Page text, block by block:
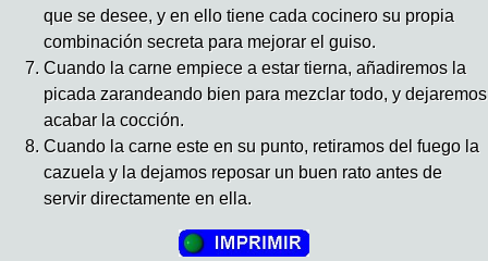
que se desee, y en ello tiene cada cocinero su propia
combinación secreta para mejorar el guiso.
Cuando la carne empiece a estar tierna, añadiremos la
picada zarandeando bien para mezclar todo, y dejaremos
acabar la cocción.
Cuando la carne este en su punto, retiramos del fuego la
cazuela y la dejamos reposar un buen rato antes de
servir directamente en ella.